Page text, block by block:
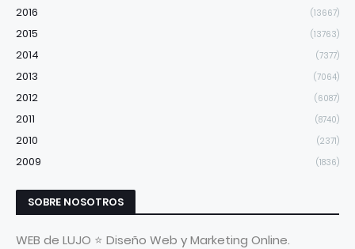
2016 (13667)
2015 (13763)
2014 (7377)
2013 (7064)
2012 (6087)
2011 (8740)
2010 (2371)
2009 (1836)
SOBRE NOSOTROS
WEB de LUJO ⭐ Diseño Web y Marketing Online.